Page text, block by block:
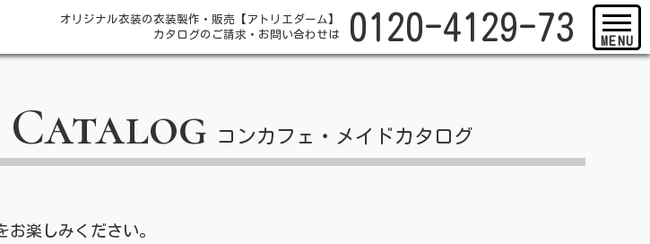
オリジナル衣装の衣装製作・販売【アトリエダーム】
カタログのご請求 ・ お問い合わせは 0120-4129-73
Catalog コンカフェ・メイドカタログ
楽しみください。